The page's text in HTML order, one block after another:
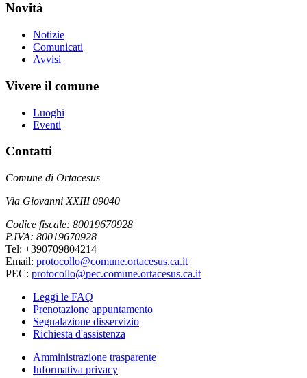
Novità
Notizie
Comunicati
Avvisi
Vivere il comune
Luoghi
Eventi
Contatti
Comune di Ortacesus
Via Giovanni XXIII 09040
Codice fiscale: 80019670928
P.IVA: 80019670928
Tel: +390709804214
Email: protocollo@comune.ortacesus.ca.it
PEC: protocollo@pec.comune.ortacesus.ca.it
Leggi le FAQ
Prenotazione appuntamento
Segnalazione disservizio
Richiesta d'assistenza
Amministrazione trasparente
Informativa privacy